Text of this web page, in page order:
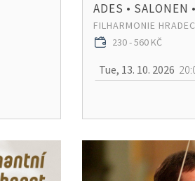
ADES • SALONEN
FILHARMONIE
230 - 560 KČ
Tue, 13. 10. 2026